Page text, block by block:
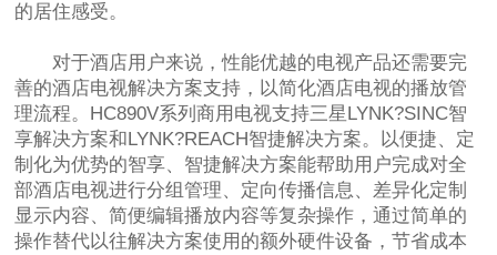
的居住感受。
对于酒店用户来说，性能优越的电视产品还需要完
善的酒店电视解决方案支持，以简化酒店电视的播放管
理流程。HC890V系列商用电视支持三星LYNK?SINC智
享解决方案和LYNK?REACH智捷解决方案。以便捷、定
制化为优势的智享、智捷解决方案能帮助用户完成对全
部酒店电视进行分组管理、定向传播信息、差异化定制
显示内容、简便编辑播放内容等复杂操作，通过简单的
操作替代以往解决方案使用的额外硬件设备，节省成本